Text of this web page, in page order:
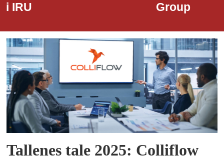
Tallenes tale 2025: Colliflow